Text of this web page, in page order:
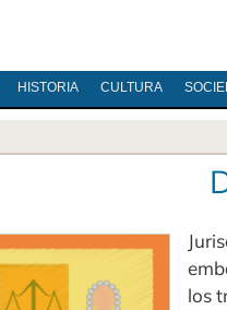
HISTORIA CULTURA
los